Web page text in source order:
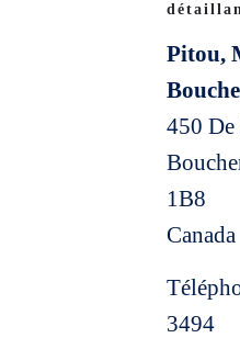
Pitou,
450
1B8
Canada
3494